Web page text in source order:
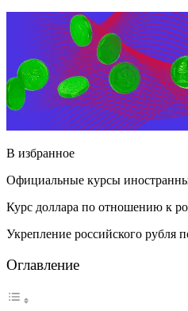
В избранное
Официальные курсы
Курс доллара по отношению к
Укрепление российского рубля
Оглавление